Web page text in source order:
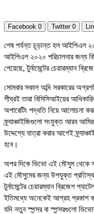
Facebook 0 Twitter 0
শেষ পর্যন্ত চূড়ান্ত হল আইপিএল
আইপিএল ২০২০ পরিচালনার জন্য
পেয়েছে, টুর্নামেন্টের চেয়ারম্যান
সোমবার সকাল অব্দি সরকারের
শীঘ্রই তারা বিসিসিআইয়ের
অপারেটিং পদ্ধতি নিয়ে আলোচনা
ফ্র্যাঞ্চাইজিগুলো সংযুক্ত আরব
উদ্দেশ্যে যাত্রা করার আগেই
হবে।
অপর দিকে ভিভো এই মৌসুম থেকে
এই মৌসুমের জন্য উপযুক্ত
টুর্নামেন্টের চেয়ারম্যান ব্রিজেশ
ইতিমধ্যে অনেকেই আগ্রহ প্রকাশ
যদি নতুন স্পন্সর বা স্পন্সরগুলো